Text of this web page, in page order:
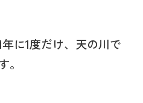
に1度だけ、天の川で